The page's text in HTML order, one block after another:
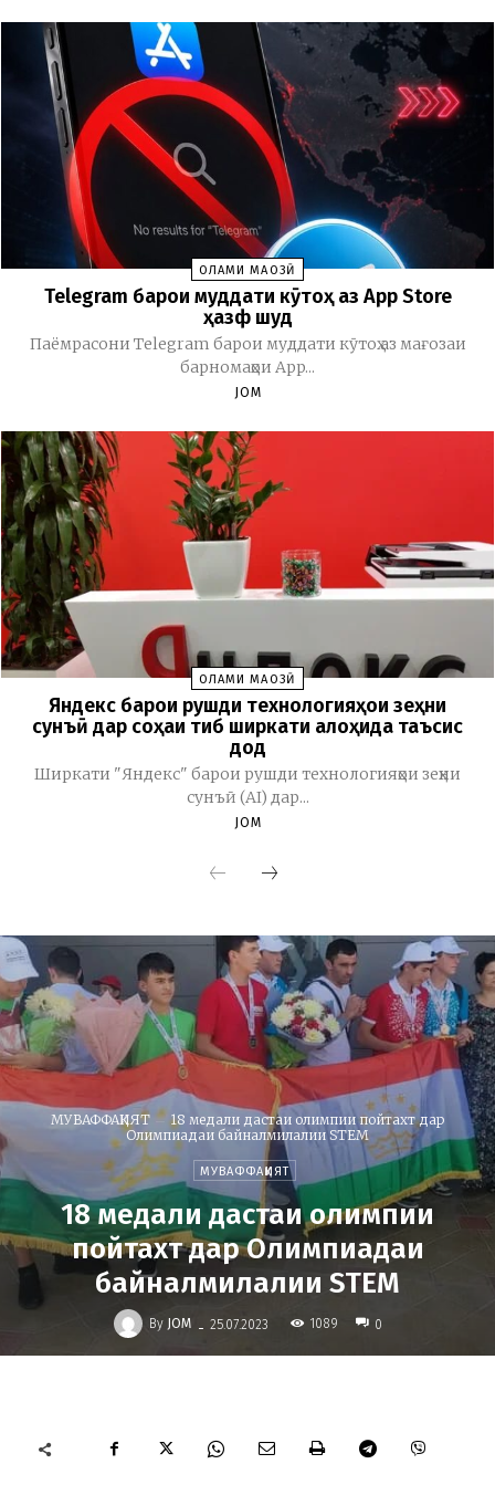
ОЛАМИ МАҶОЗӢ
Telegram барои муддати кӯтоҳ аз App Store
ҳазф шуд
Паёмрасони Telegram барои муддати кӯтоҳ аз мағозаи
барномаҳои App...
JOM
ОЛАМИ МАҶОЗӢ
Яндекс барои рушди технологияҳои зеҳни
сунъӣ дар соҳаи тиб ширкати алоҳида таъсис
дод
Ширкати "Яндекс" барои рушди технологияҳои зеҳни
сунъӣ (AI) дар...
JOM